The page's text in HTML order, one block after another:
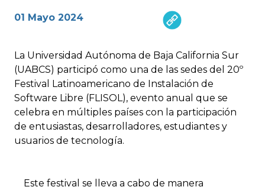
01 Mayo 2024
La Universidad Autónoma de Baja California Sur
(UABCS) participó como una de las sedes del 20º
Festival Latinoamericano de Instalación de
Software Libre (FLISOL), evento anual que se
celebra en múltiples países con la participación
de entusiastas, desarrolladores, estudiantes y
usuarios de tecnología.
Este festival se lleva a cabo de manera